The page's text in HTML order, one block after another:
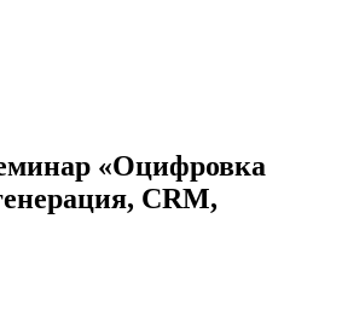
«Оцифровка
CRM,